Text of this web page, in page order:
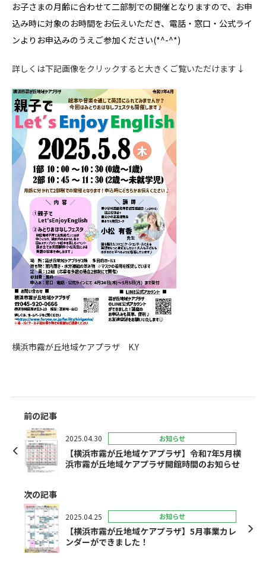
お子さまの月齢に合わせて二部制での開催となりますので、お申
込み時に対象のお時間をお伝えいただき、電話・窓口・公式ライ
ンよりお申込みのうえご参加ください(*^-^*)
詳しくは下記画像をクリックすると大きくご覧いただけます↓
横浜市霧が丘地域ケアプラザ K.Y
前の記事
2025.04.30 お知らせ
【横浜市霧が丘地域ケアプラザ】令和7年5月横
浜市霧が丘地域ケアプラザ開館時間のお知らせ
次の記事
2025.04.25 お知らせ
【横浜市霧が丘地域ケアプラザ】5月事業カレ
ンダーができました！